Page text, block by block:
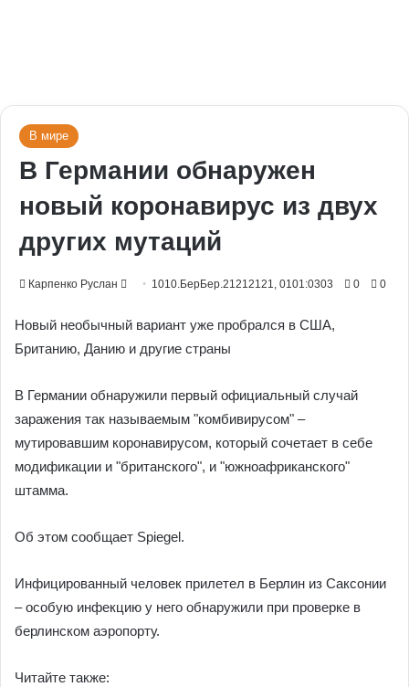
В мире
В Германии обнаружен
новый коронавирус из двух
других мутаций
Карпенко Руслан
Send
email
1010.БерБер.21212121, 0101:0303 0 0
Новый необычный вариант уже пробрался в США,
Британию, Данию и другие страны
В Германии обнаружили первый официальный случай
заражения так называемым "комбивирусом" –
мутировавшим коронавирусом, который сочетает в себе
модификации и "британского", и "южноафриканского"
штамма.
Об этом сообщает Spiegel.
Инфицированный человек прилетел в Берлин из Саксонии
– особую инфекцию у него обнаружили при проверке в
берлинском аэропорту.
Читайте также: